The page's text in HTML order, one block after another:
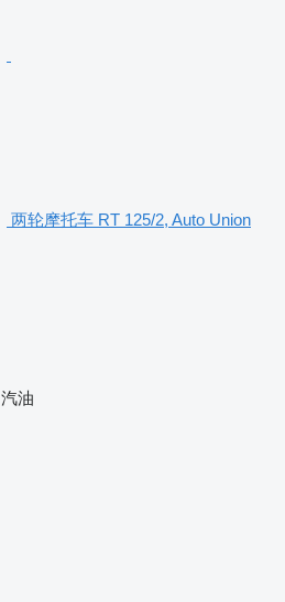
两轮摩托车 RT 125/2, Auto Union
汽油